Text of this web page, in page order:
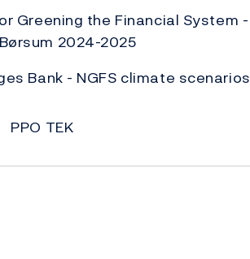
Greening the Financial System -
2024-2025
Bank - NGFS climate scenarios
PPO TEK